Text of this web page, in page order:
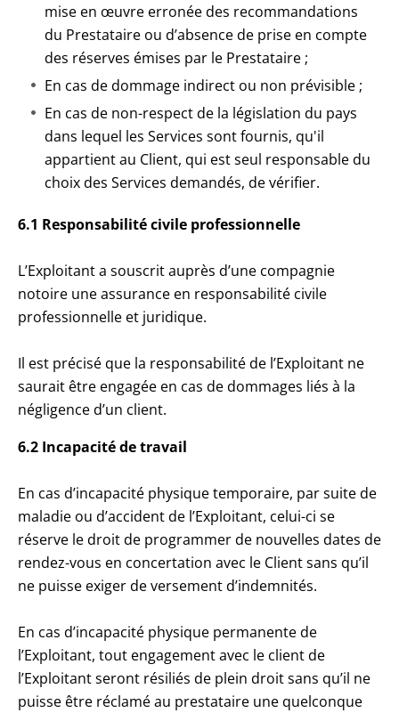
mise en œuvre erronée des recommandations
du Prestataire ou d’absence de prise en compte
des réserves émises par le Prestataire ;
En cas de dommage indirect ou non prévisible ;
En cas de non-respect de la législation du pays
dans lequel les Services sont fournis, qu'il
appartient au Client, qui est seul responsable du
choix des Services demandés, de vérifier.
6.1 Responsabilité civile professionnelle
L’Exploitant a souscrit auprès d’une compagnie
notoire une assurance en responsabilité civile
professionnelle et juridique.
Il est précisé que la responsabilité de l’Exploitant ne
saurait être engagée en cas de dommages liés à la
négligence d’un client.
6.2 Incapacité de travail
En cas d’incapacité physique temporaire, par suite de
maladie ou d’accident de l’Exploitant, celui-ci se
réserve le droit de programmer de nouvelles dates de
rendez-vous en concertation avec le Client sans qu’il
ne puisse exiger de versement d’indemnités.
En cas d’incapacité physique permanente de
l’Exploitant, tout engagement avec le client de
l’Exploitant seront résiliés de plein droit sans qu’il ne
puisse être réclamé au prestataire une quelconque